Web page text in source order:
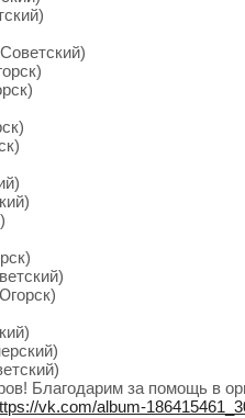
Благодарим за помощь в
vk.com/album-